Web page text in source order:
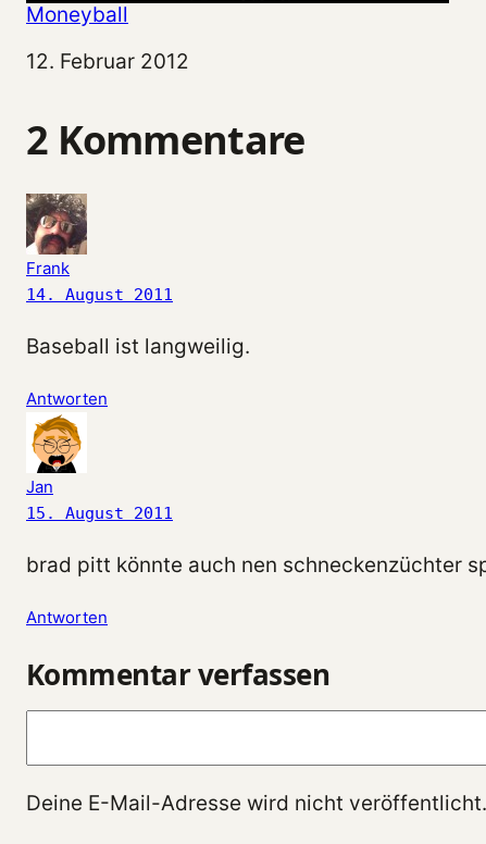
Moneyball
Datum
12. Februar 2012
2 Kommentare
Frank
14. August 2011
Baseball ist langweilig.
Antworten
Jan
15. August 2011
brad pitt könnte auch nen schneckenzüchter
Antworten
Kommentar verfassen
Deine E-Mail-Adresse wird nicht